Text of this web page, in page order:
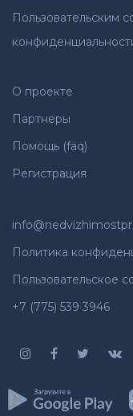
Пользовательским
О проекте
Партнеры
Помощь (faq)
Регистрация
Политика
Пользовательское
+7 (775) 539 3946